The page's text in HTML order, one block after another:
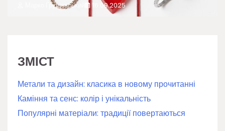
Марко Грушевський 16.09.2025
ЗМІСТ
Метали та дизайн: класика в новому прочитанні
Каміння та сенс: колір і унікальність
Популярні матеріали: традиції повертаються